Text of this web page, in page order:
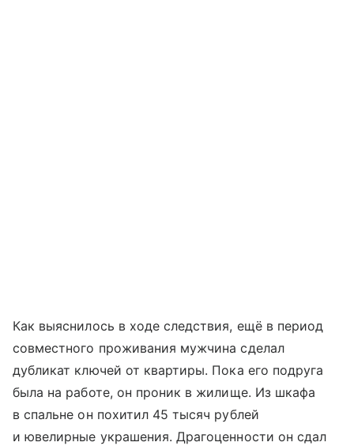
Как выяснилось в ходе следствия, ещё в период
совместного проживания мужчина сделал
дубликат ключей от квартиры. Пока его подруга
была на работе, он проник в жилище. Из шкафа
в спальне он похитил 45 тысяч рублей
и ювелирные украшения. Драгоценности он сдал